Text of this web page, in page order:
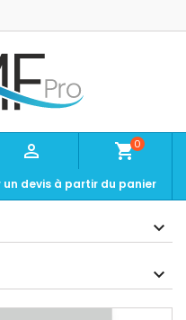
 shopping_cart0
un devis à partir du panier